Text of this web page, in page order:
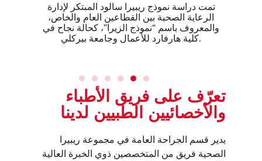
تمت دراسة نموذج ريبيرا سالود المبتكر لإدارة
الرعاية الصحية بين القطاعين العام والخاص،
والمعروف باسم “نموذج الزيرا”، كحالة نجاح في
كلية هارفارد للأعمال وجامعة بيركلي.
تعرّف على فريق الأطباء
والأخصائيين الطبيين لدينا
يدير قسم الجراحة العامة في مجموعة ريبيرا
الصحية فريق من المتخصصين ذوي الخبرة العالية